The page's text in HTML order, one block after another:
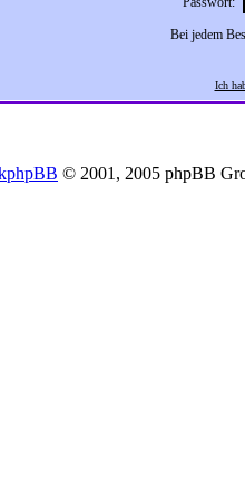
Bei jedem
Ich
phpBB © 2001, 2005 phpBB